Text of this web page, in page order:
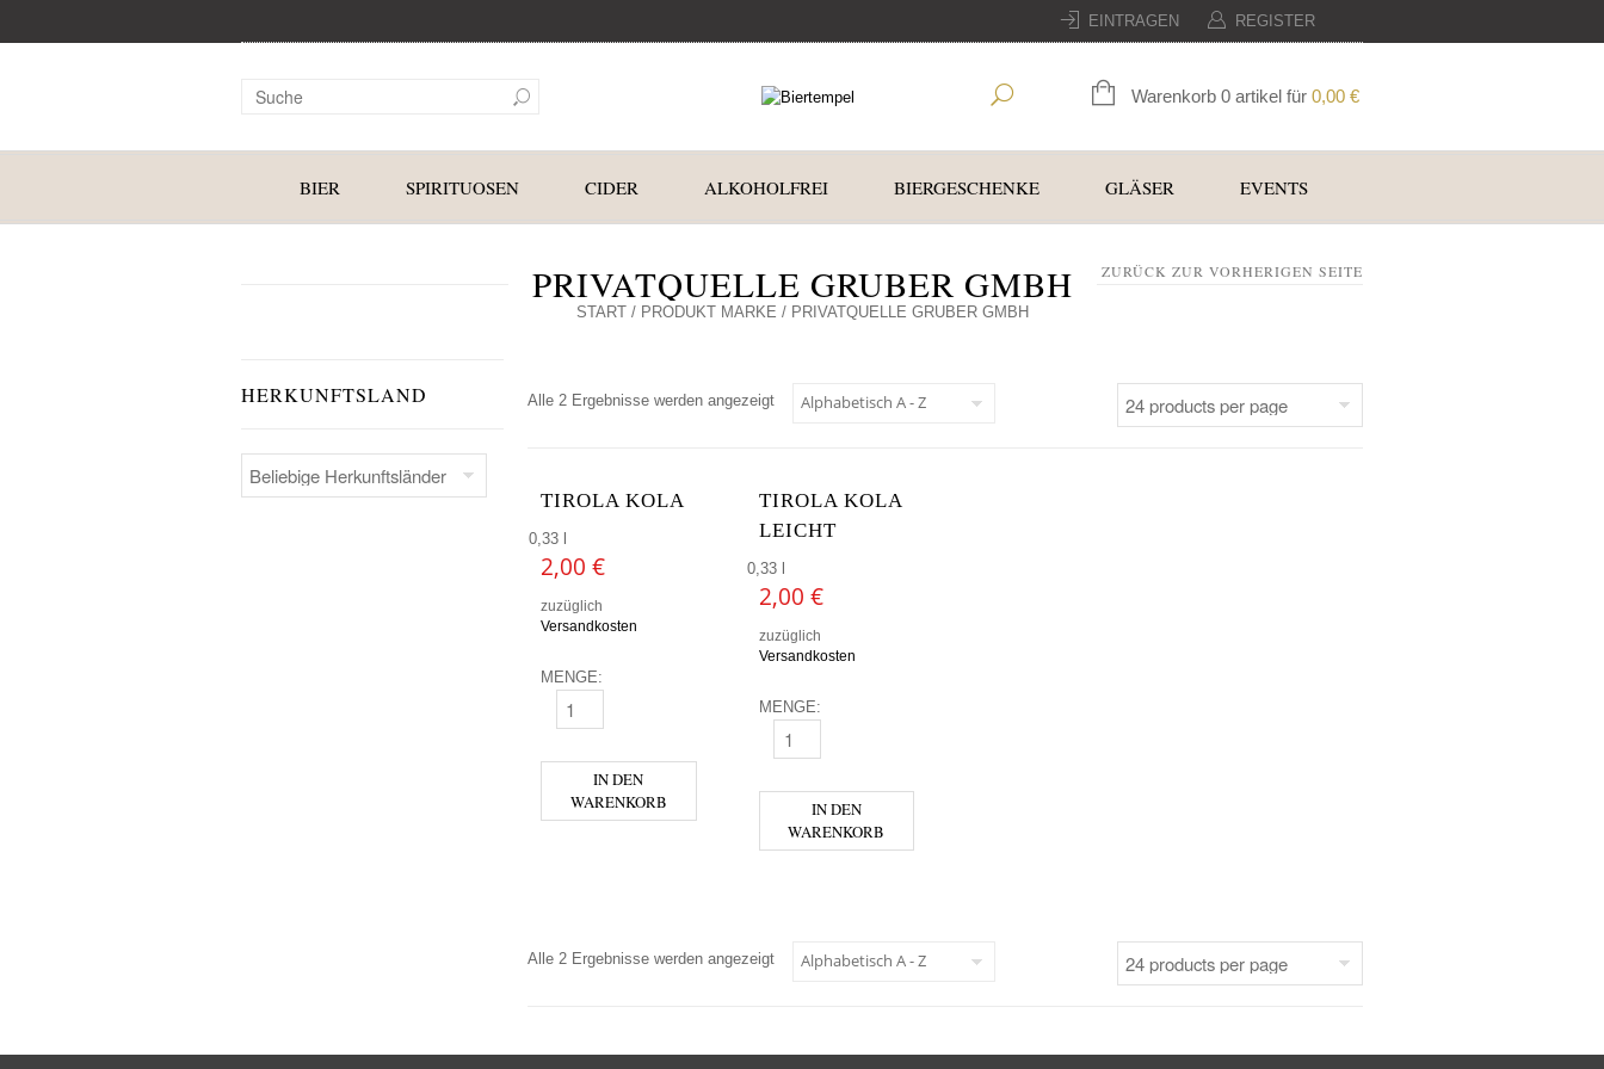
EINTRAGEN REGISTER
Warenkorb 0 artikel für 0,00 €
BIER SPIRITUOSEN CIDER ALKOHOLFREI BIERGESCHENKE GLÄSER EVENTS
PRIVATQUELLE GRUBER GMBH
START/ PRODUKT MARKE / PRIVATQUELLE GRUBER GMBH
ZURÜCK ZUR VORHERIGEN SEITE
HERKUNFTSLAND Alle 2 Ergebnisse werden angezeigt
TIROLA KOLA
0,33 l
2,00 €
zuzüglich
Versandkosten
MENGE:
TIROLA KOLA MENGE
IN DEN
WARENKORB
TIROLA KOLA
LEICHT
0,33 l
2,00 €
zuzüglich
Versandkosten
MENGE:
TIROLA KOLA LEICHT MENGE
IN DEN
WARENKORB
Alle 2 Ergebnisse werden angezeigt